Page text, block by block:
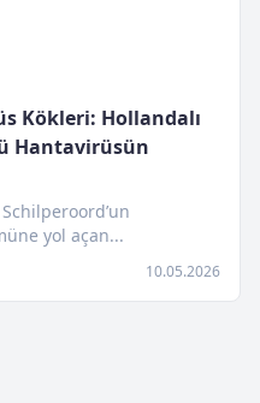
Kökleri: Hollandalı
Hantavirüsün
yol açan...
10.05.2026